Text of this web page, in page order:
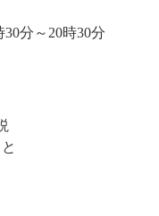
分～20時30分